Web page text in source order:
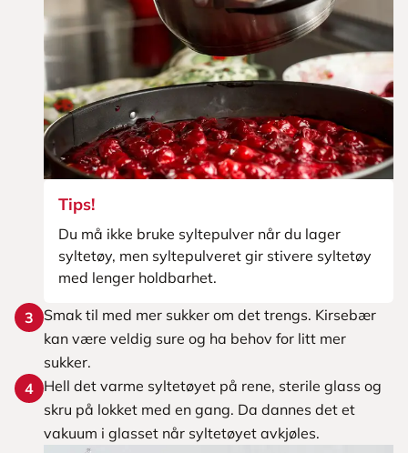
Tips!
Du må ikke bruke syltepulver når du lager
syltetøy, men syltepulveret gir stivere syltetøy
med lenger holdbarhet.
3
Smak til med mer sukker om det trengs. Kirsebær
kan være veldig sure og ha behov for litt mer
sukker.
4 Hell det varme syltetøyet på rene, sterile glass og
skru på lokket med en gang. Da dannes det et
vakuum i glasset når syltetøyet avkjøles.